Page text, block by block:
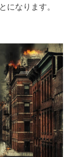
なります。